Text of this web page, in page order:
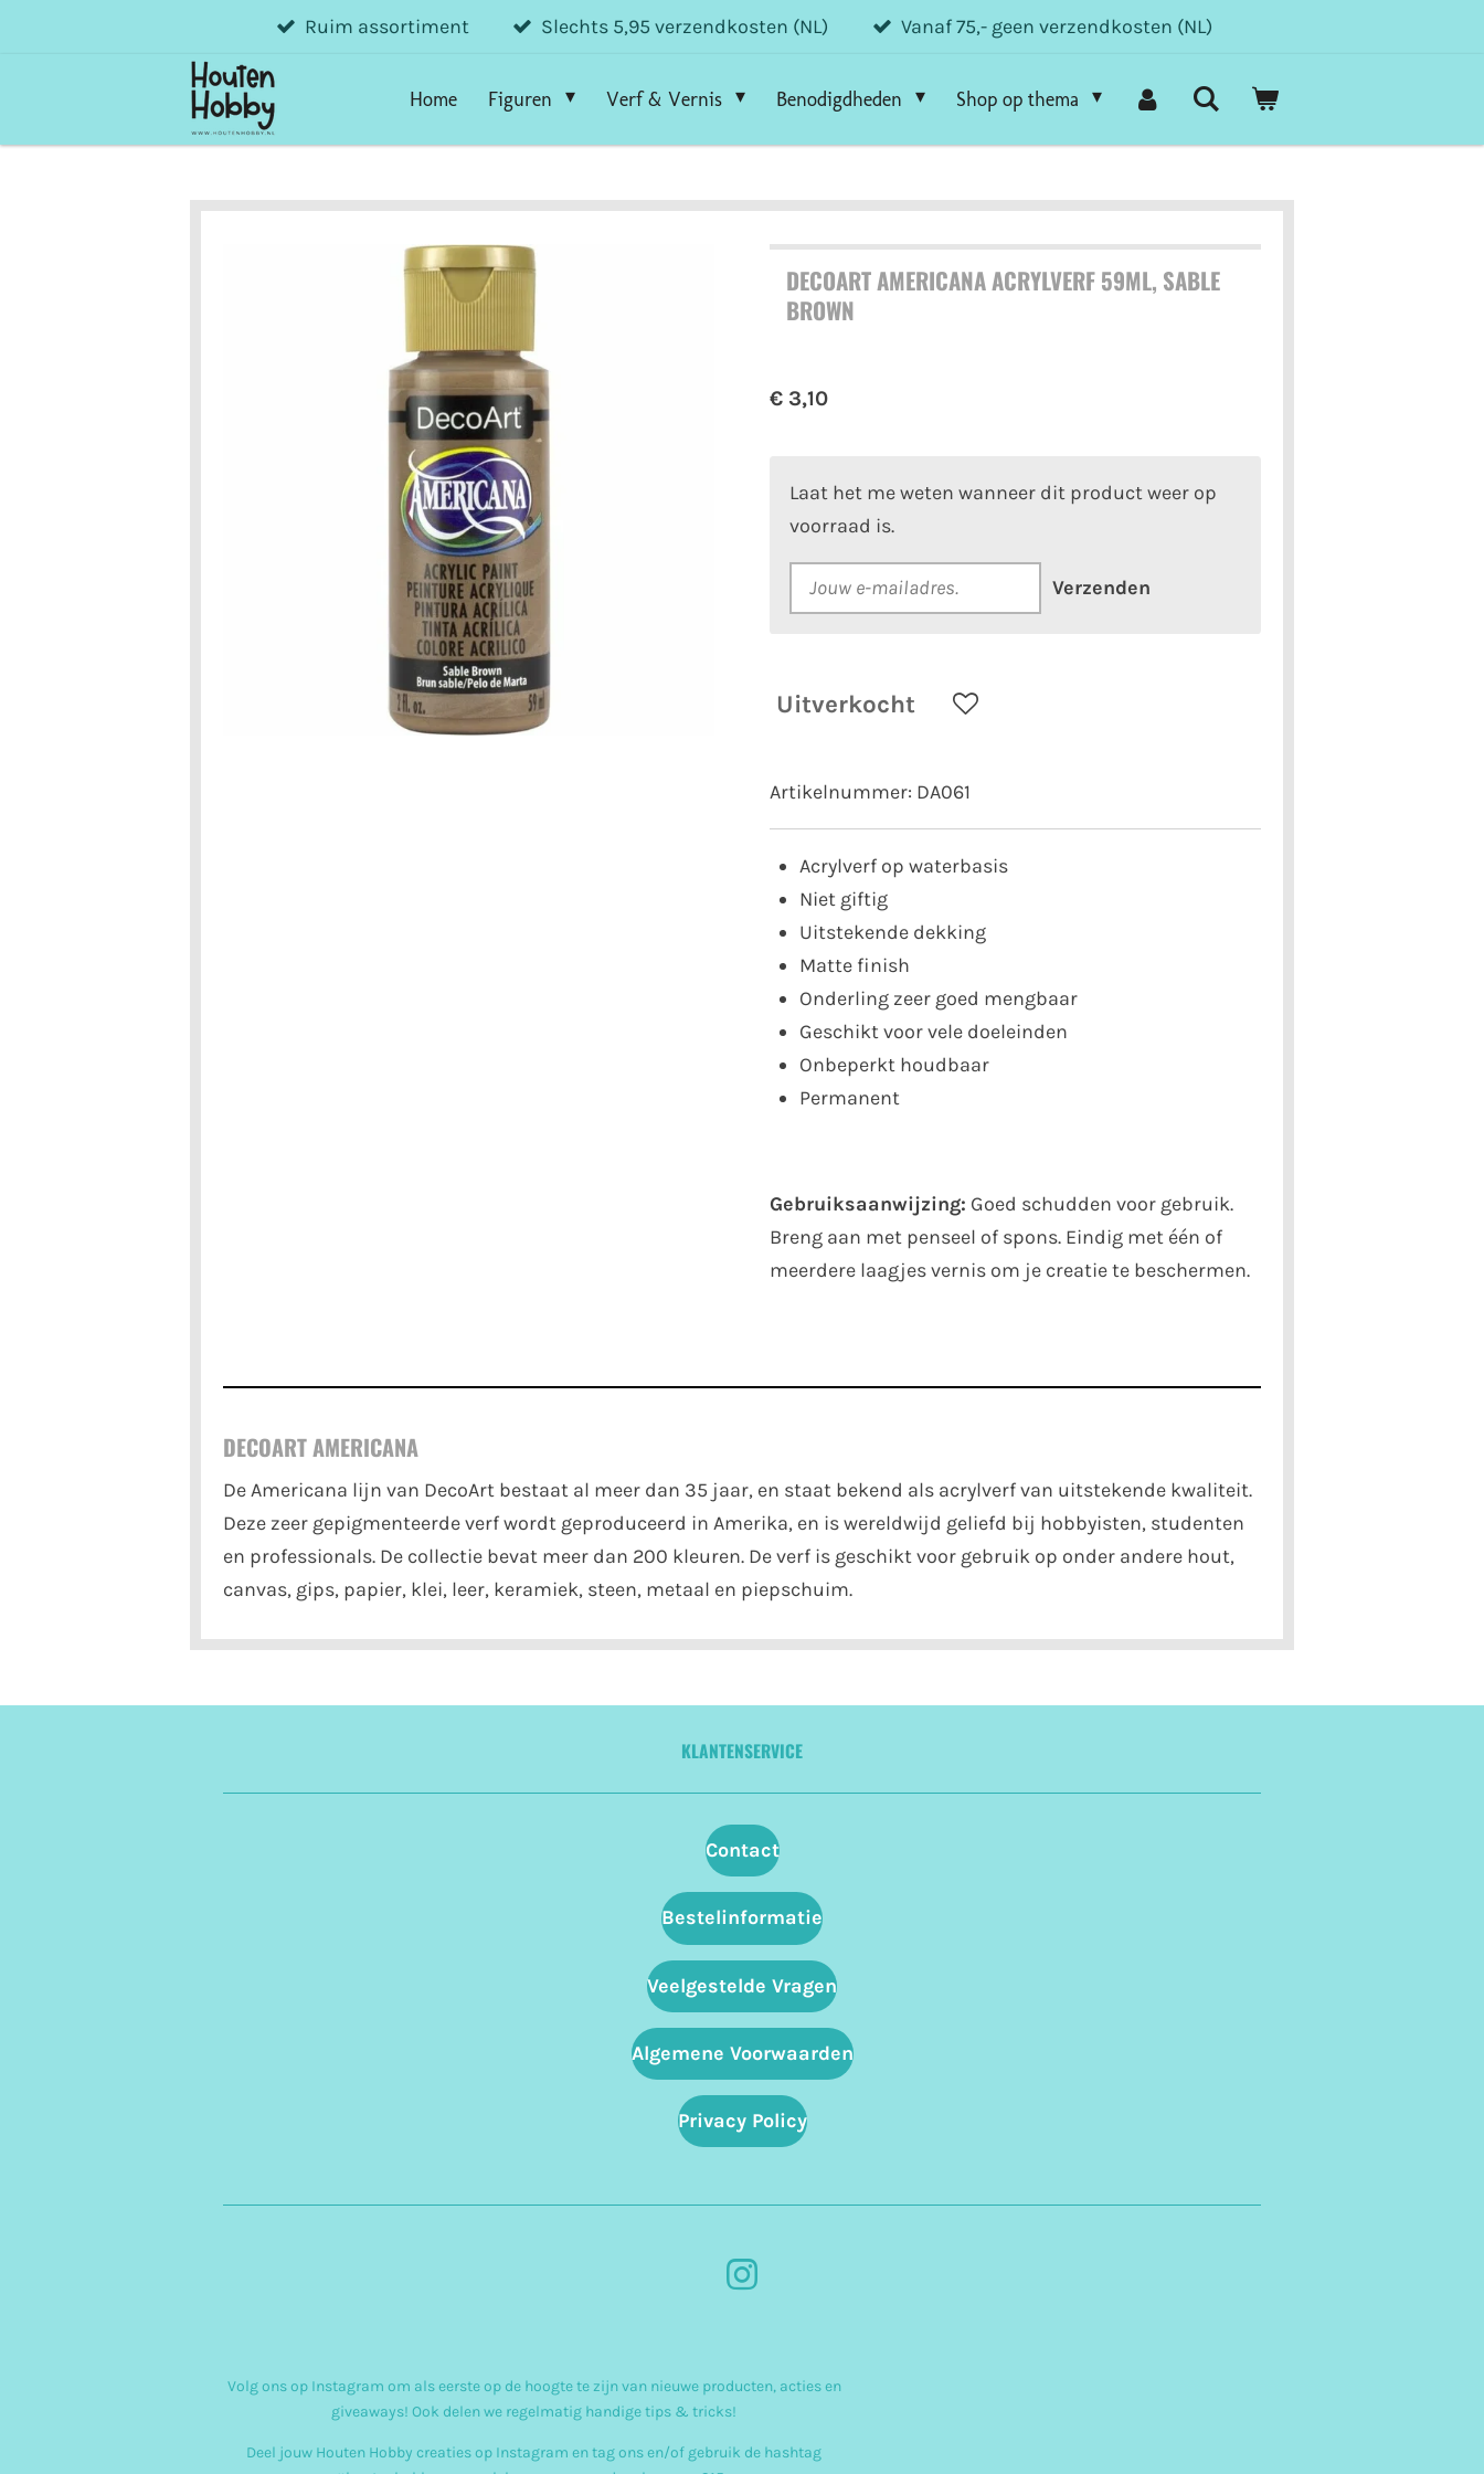
Ruim assortiment Slechts 5,95 verzendkosten (NL) Vanaf 75,- geen verzendkosten (NL)
Home Figuren Verf & Vernis Benodigdheden Shop op thema
DECOART AMERICANA ACRYLVERF 59ML, SABLE
BROWN
€ 3,10
Laat het me weten wanneer dit product weer op
voorraad is.
Verzenden
Uitverkocht
Artikelnummer: DA061
Acrylverf op waterbasis
Niet giftig
Uitstekende dekking
Matte finish
Onderling zeer goed mengbaar
Geschikt voor vele doeleinden
Onbeperkt houdbaar
Permanent
Gebruiksaanwijzing: Goed schudden voor gebruik.
Breng aan met penseel of spons. Eindig met één of
meerdere laagjes vernis om je creatie te beschermen.
DECOART AMERICANA
De Americana lijn van DecoArt bestaat al meer dan 35 jaar, en staat bekend als acrylverf van uitstekende kwaliteit.
Deze zeer gepigmenteerde verf wordt geproduceerd in Amerika, en is wereldwijd geliefd bij hobbyisten, studenten
en professionals. De collectie bevat meer dan 200 kleuren. De verf is geschikt voor gebruik op onder andere hout,
canvas, gips, papier, klei, leer, keramiek, steen, metaal en piepschuim.
KLANTENSERVICE
Contact
Bestelinformatie
Veelgestelde Vragen
Algemene Voorwaarden
Privacy Policy
I
t
g
Volg ons op Instagram om als eerste op de hoogte te zijn van nieuwe producten, acties en
giveaways! Ook delen we regelmatig handige tips & tricks!
Deel jouw Houten Hobby creaties op Instagram en tag ons en/of gebruik de hashtag